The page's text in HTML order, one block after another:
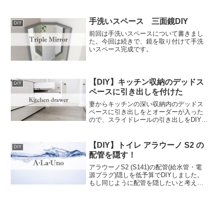
作りました。
DIY 手洗いスペース 三面鏡DIY
前回は手洗いスペースについて書きまし
た。今回は続きで、鏡を取り付けて手洗
いスペース完成です。
DIY
【DIY】キッチン収納のデッドス
ペースに引き出しを付けた
妻からキッチンの深い収納内のデッドス
ペースに引き出しをとオーダーが入った
ので、スライドレールの引き出しをDIYし
チンはリクシルのアレスタでⅡ型キッチ
ン。
DIY
【DIY】トイレ アラウーノ S2 の
配管を隠す！
アラウーノS2 (S141)の配管(給水管・電
源プラグ)隠しを低予算でDIYしました。
もし同じように配管を隠したいと考えて